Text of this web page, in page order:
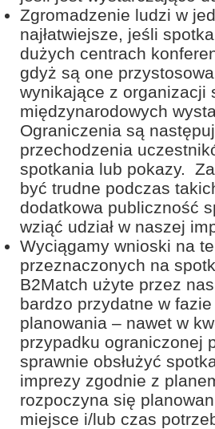
Zgromadzenie ludzi w
najłatwiejsze, jeśli
dużych centrach
gdyż są one
wynikające z organizacji
międzynarodowych
Ograniczenia są
przechodzenia
spotkania lub pokazy.
być trudne podczas
dodatkowa publiczność
wziąć udział w naszej
Wyciągamy wnioski na
przeznaczonych na
B2Match użyte przez
bardzo przydatne w
planowania – nawet w
przypadku ograniczonej
sprawnie obsłużyć
imprezy zgodnie z
rozpoczyna się
miejsce i/lub czas